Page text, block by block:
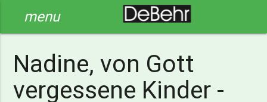
menu
Nadine, von Gott
vergessene Kinder -